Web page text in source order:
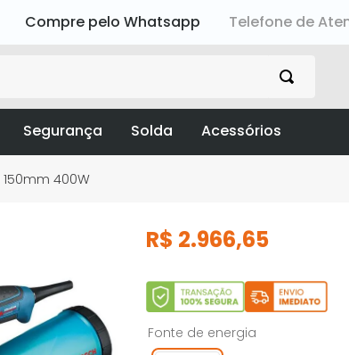
Compre pelo Whatsapp
Telefone de
Segurança Solda Acessórios
400W
R$ 2.966,65
Fonte de energia